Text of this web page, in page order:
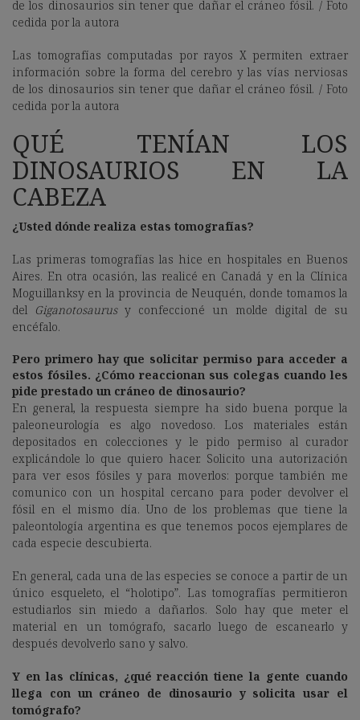
Las tomografías computadas por rayos X permiten extraer
información sobre la forma del cerebro y las vías nerviosas
de los dinosaurios sin tener que dañar el cráneo fósil. / Foto
cedida por la autora
QUÉ TENÍAN LOS
DINOSAURIOS EN LA
CABEZA
¿Usted dónde realiza estas tomografías?
Las primeras tomografías las hice en hospitales en Buenos
Aires. En otra ocasión, las realicé en Canadá y en la Clínica
Moguillanksy en la provincia de Neuquén, donde tomamos la
del Giganotosaurus y confeccioné un molde digital de su
encéfalo.
Pero primero hay que solicitar permiso para acceder a
estos fósiles. ¿Cómo reaccionan sus colegas cuando les
pide prestado un cráneo de dinosaurio?
En general, la respuesta siempre ha sido buena porque la
paleoneurología es algo novedoso. Los materiales están
depositados en colecciones y le pido permiso al curador
explicándole lo que quiero hacer. Solicito una autorización
para ver esos fósiles y para moverlos: porque también me
comunico con un hospital cercano para poder devolver el
fósil en el mismo día. Uno de los problemas que tiene la
paleontología argentina es que tenemos pocos ejemplares de
cada especie descubierta.
En general, cada una de las especies se conoce a partir de un
único esqueleto, el “holotipo”. Las tomografías permitieron
estudiarlos sin miedo a dañarlos. Solo hay que meter el
material en un tomógrafo, sacarlo luego de escanearlo y
después devolverlo sano y salvo.
Y en las clínicas, ¿qué reacción tiene la gente cuando
llega con un cráneo de dinosaurio y solicita usar el
tomógrafo?